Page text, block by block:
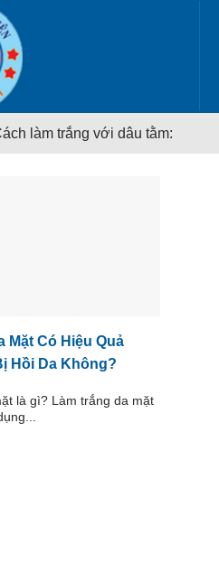
làm trắng với dâu tằm:
Mặt Có Hiệu Quả
Hồi Da Không?
là gì? Làm trắng da mặt